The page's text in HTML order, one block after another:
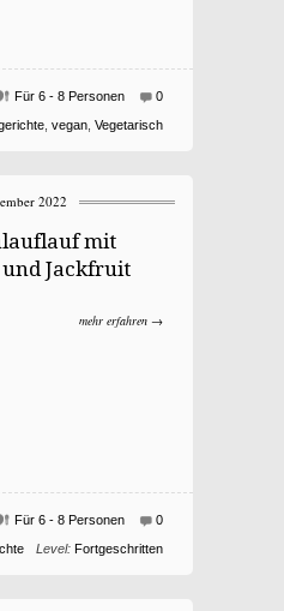
0
Für 6 - 8 Personen
, vegan, Vegetarisch
2022
mit
Jackfruit
mehr erfahren →
0
Für 6 - 8 Personen
Level: Fortgeschritten